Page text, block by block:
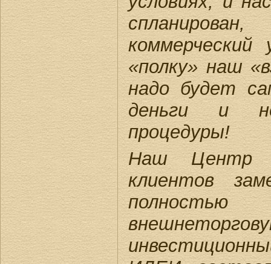
«полку» наш
надо будет
деньги и
процедуры!
Наш Центр
клиентов